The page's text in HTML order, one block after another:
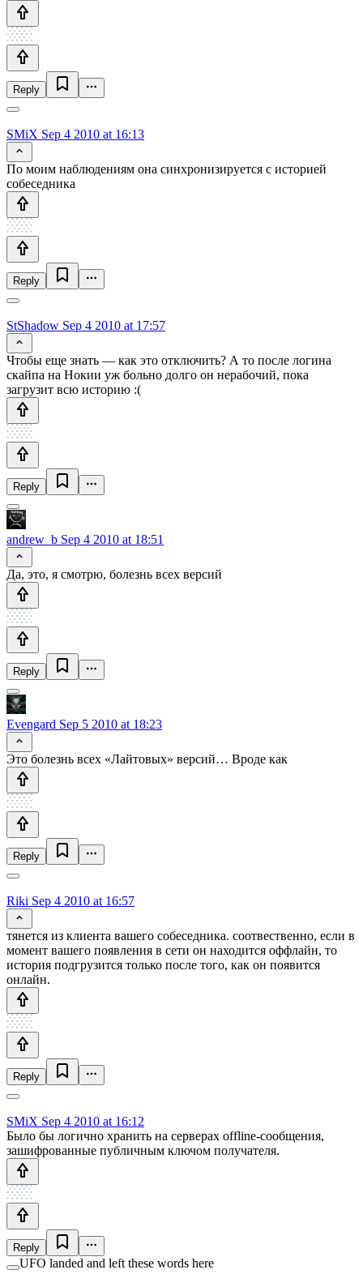
Reply
SMiX Sep 4 2010 at 16:13
По моим наблюдениям она синхронизируется с историей
собеседника
Reply
StShadow Sep 4 2010 at 17:57
Чтобы еще знать — как это отключить? А то после логина
скайпа на Нокии уж больно долго он нерабочий, пока
загрузит всю историю :(
Reply
andrew_b Sep 4 2010 at 18:51
Да, это, я смотрю, болезнь всех версий
Reply
Evengard Sep 5 2010 at 18:23
Это болезнь всех «Лайтовых» версий… Вроде как
Reply
Riki Sep 4 2010 at 16:57
тянется из клиента вашего собеседника. соотвественно, если в
момент вашего появления в сети он находится оффлайн, то
история подгрузится только после того, как он появится
онлайн.
Reply
SMiX Sep 4 2010 at 16:12
Было бы логично хранить на серверах offline-сообщения,
зашифрованные публичным ключом получателя.
Reply
UFO landed and left these words here